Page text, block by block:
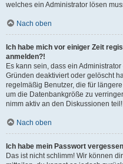
welches ein Administrator lösen
Nach oben
Ich habe mich vor einiger Zeit
anmelden?!
Es kann sein, dass ein
Gründen deaktiviert oder gelöscht
regelmäßig Benutzer, die für
um die Datenbankgröße zu
nimm aktiv an den Diskussionen teil!
Nach oben
Ich habe mein Passwort
Das ist nicht schlimm! Wir können